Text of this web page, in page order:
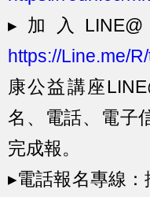
▸加入
https://Line.me/
康公益講座
名、電話、電子
完成報。
▸電話報名專線：